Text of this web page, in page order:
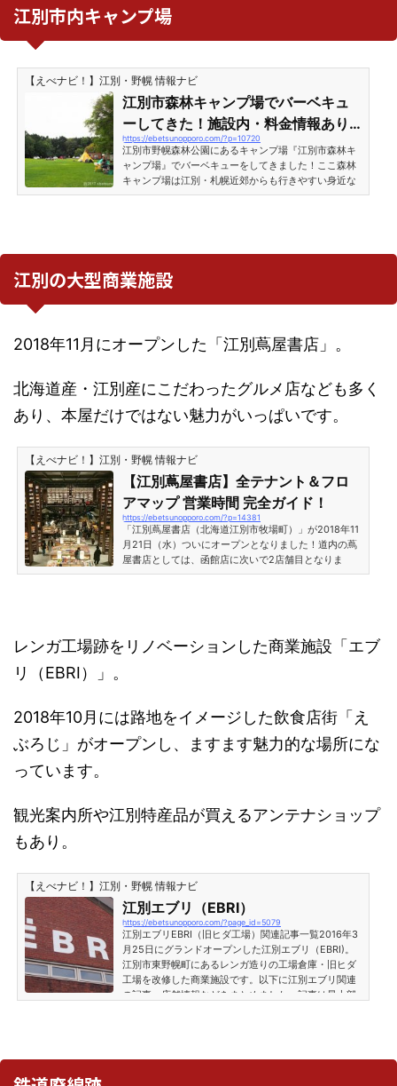
泉 富士屋旅館」、左側には「龍門旅館」の看板を確
認できます。江別駅前に「温泉」があるというのも驚
江別市内キャンプ場
【えべナビ！】江別・野幌 情報ナビ
江別市森林キャンプ場でバーベキュ
ーしてきた！施設内・料金情報あり
［北海道江別市］
https://ebetsunopporo.com/?p=10720
江別市野幌森林公園にあるキャンプ場『江別市森林キ
ャンプ場』でバーベキューをしてきました！ここ森林
キャンプ場は江別・札幌近郊からも行きやすい身近な
キャンプ場・BBQ施設として口コミでも人気が高い場
プ場の場所は、北海道立野幌総合運動公園の裏側（西
側）にあります。バスで行く場合、野幌総合運動公園
のバス停留所で降りて、総合運動公園プールの裏へ歩
江別の大型商業施設
2018年11月にオープンした「江別蔦屋書店」。
北海道産・江別産にこだわったグルメ店なども多く
あり、本屋だけではない魅力がいっぱいです。
【えべナビ！】江別・野幌 情報ナビ
【江別蔦屋書店】全テナント＆フロ
アマップ 営業時間 完全ガイド！
https://ebetsunopporo.com/?p=14381
「江別蔦屋書店（北海道江別市牧場町）」が2018年11
月21日（水）ついにオープンとなりました！道内の蔦
屋書店としては、函館店に次いで2店舗目となりま
す。「知」「食」「暮らし」3つのカテゴリーに分か
江別蔦屋書店のオープン日は2018年11月21日（水）で
レンガ工場跡をリノベーションした商業施設「エブ
リ（EBRI）」。
2018年10月には路地をイメージした飲食店街「え
ぶろじ」がオープンし、ますます魅力的な場所にな
っています。
観光案内所や江別特産品が買えるアンテナショップ
もあり。
【えべナビ！】江別・野幌 情報ナビ
江別エブリ（EBRI）
https://ebetsunopporo.com/?page_id=5079
江別エブリEBRI（旧ヒダ工場）関連記事一覧2016年3
月25日にグランドオープンした江別エブリ（EBRI)。
江別市東野幌町にあるレンガ造りの工場倉庫・旧ヒダ
工場を改修した商業施設です。以下に江別エブリ関連
の記事・店舗情報などをまとめました。記事は最上部